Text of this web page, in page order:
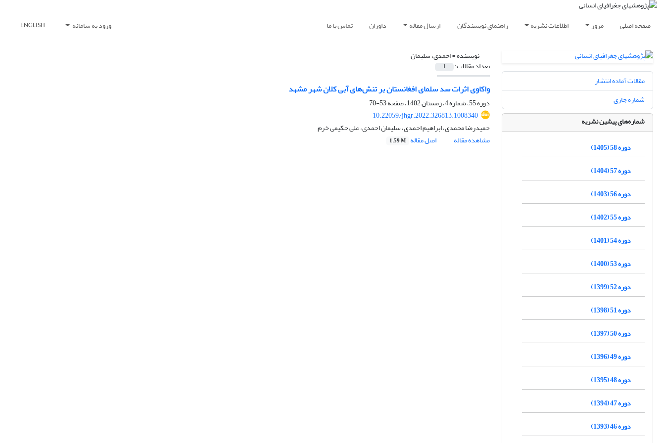
صفحه اصلی مرور اطلاعات نشریه راهنمای نویسندگان ارسال مقاله داوران تماس با ما ورود به سامانه ENGLISH
نویسنده =احمدی، سلیمان
تعداد مقالات: 1
واکاوی اثرات سد سلمای افغانستان بر تنش‌های آبی کلان شهر مشهد
دوره 55، شماره 4، زمستان 1402، صفحه
53-70
10.22059/jhgr.2022.326813.1008340
حمیدرضا محمدی، ابراهیم احمدی، سلیمان احمدی، علی حکیمی خرم
مشاهده مقاله
اصل مقاله 1.59 M
مقالات آماده انتشار
شماره جاری
شماره‌های پیشین نشریه
دوره 58 (1405)
دوره 57 (1404)
دوره 56 (1403)
دوره 55 (1402)
دوره 54 (1401)
دوره 53 (1400)
دوره 52 (1399)
دوره 51 (1398)
دوره 50 (1397)
دوره 49 (1396)
دوره 48 (1395)
دوره 47 (1394)
دوره 46 (1393)